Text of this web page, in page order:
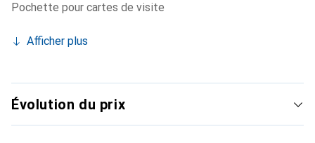
Pochette pour cartes de visite
Afficher plus
Évolution du prix